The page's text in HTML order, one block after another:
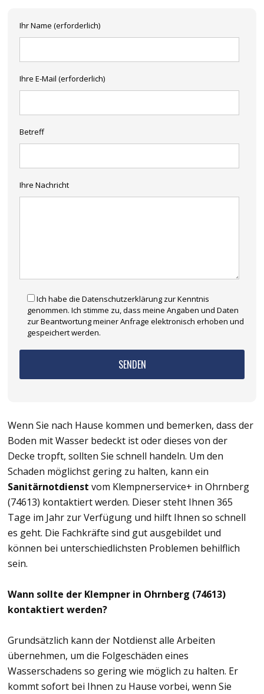
Ihr Name (erforderlich)
Ihre E-Mail (erforderlich)
Betreff
Ihre Nachricht
Ich habe die Datenschutzerklärung zur Kenntnis
genommen. Ich stimme zu, dass meine Angaben und Daten
zur Beantwortung meiner Anfrage elektronisch erhoben und
gespeichert werden.
Wenn Sie nach Hause kommen und bemerken, dass der
Boden mit Wasser bedeckt ist oder dieses von der
Decke tropft, sollten Sie schnell handeln. Um den
Schaden möglichst gering zu halten, kann ein
Sanitärnotdienst vom Klempnerservice+ in Ohrnberg
(74613) kontaktiert werden. Dieser steht Ihnen 365
Tage im Jahr zur Verfügung und hilft Ihnen so schnell
es geht. Die Fachkräfte sind gut ausgebildet und
können bei unterschiedlichsten Problemen behilflich
sein.
Wann sollte der Klempner in Ohrnberg (74613)
kontaktiert werden?
Grundsätzlich kann der Notdienst alle Arbeiten
übernehmen, um die Folgeschäden eines
Wasserschadens so gering wie möglich zu halten. Er
kommt sofort bei Ihnen zu Hause vorbei, wenn Sie